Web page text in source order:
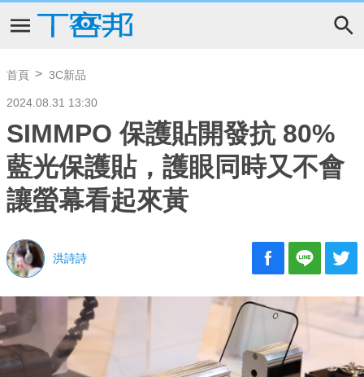
首頁 3C新品
2024.08.31 13:30
SIMMPO 保護貼開發抗 80%
藍光保護貼，護眼同時又不會
讓螢幕看起來黃
洪詩詩